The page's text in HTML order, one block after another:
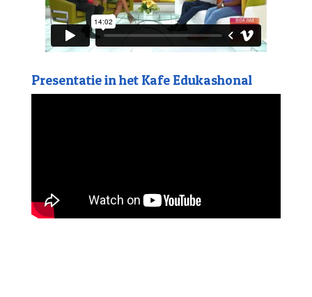
Presentatie in het Kafe Edukashonal